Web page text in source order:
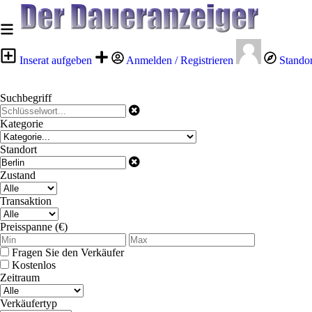
Inserat aufgeben Anmelden / Registrieren
Suchbegriff
Kategorie
Standort
Zustand
Transaktion
Preisspanne (€)
Fragen Sie den Verkäufer
Kostenlos
Zeitraum
Verkäufertyp